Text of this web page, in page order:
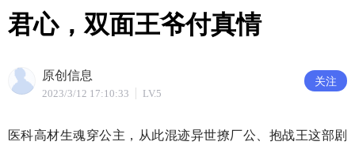
君心，双面王爷付真情
原创信息
2023/3/12 17:10:33 LV.5
关注
医科高材生魂穿公主，从此混迹异世撩厂公、抱战王这部剧